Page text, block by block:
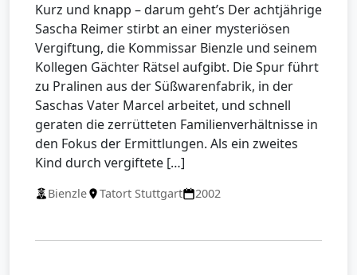
Kurz und knapp – darum geht’s Der achtjährige
Sascha Reimer stirbt an einer mysteriösen
Vergiftung, die Kommissar Bienzle und seinem
Kollegen Gächter Rätsel aufgibt. Die Spur führt
zu Pralinen aus der Süßwarenfabrik, in der
Saschas Vater Marcel arbeitet, und schnell
geraten die zerrütteten Familienverhältnisse in
den Fokus der Ermittlungen. Als ein zweites
Kind durch vergiftete […]
Bienzle Tatort Stuttgart 2002